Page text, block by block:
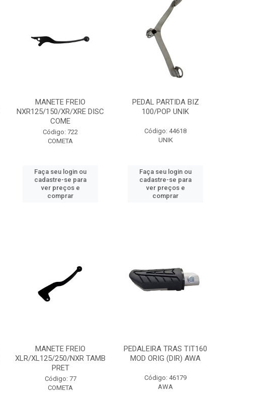
MANETE FREIO
NXR125/150/XR/XRE DISC
COME
Código: 722
COMETA
Faça seu login ou
cadastre-se para
ver preços e
comprar
PEDAL PARTIDA BIZ
100/POP UNIK
Código: 44618
UNIK
Faça seu login ou
cadastre-se para
ver preços e
comprar
MANETE FREIO
XLR/XL125/250/NXR TAMB
PRET
Código: 77
COMETA
PEDALEIRA TRAS TIT160
MOD ORIG (DIR) AWA
Código: 46179
AWA